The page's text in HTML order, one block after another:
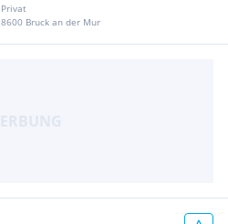
Privat
8600 Bruck an der Mur